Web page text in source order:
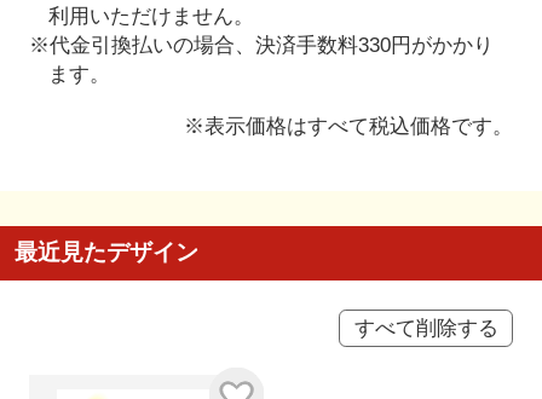
利用いただけません。
※代金引換払いの場合、決済手数料330円がかかり
ます。
※表示価格はすべて税込価格です。
最近見たデザイン
すべて削除する